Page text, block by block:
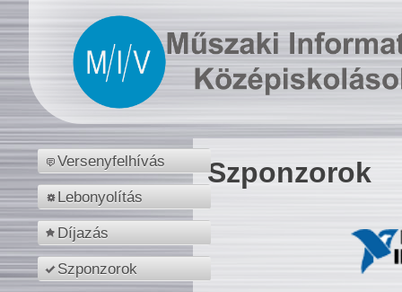
Versenyfelhívás
Lebonyolítás
Díjazás
Szponzorok
Szponzorok